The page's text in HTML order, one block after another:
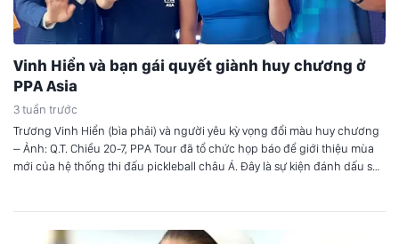
Vinh Hiển và bạn gái quyết giành huy chương ở
PPA Asia
3 tuần trước
Trương Vinh Hiển (bìa phải) và người yêu kỳ vọng đổi màu huy chương
– Ảnh: Q.T. Chiều 20-7, PPA Tour đã tổ chức họp báo để giới thiệu mùa
mới của hệ thống thi đấu pickleball châu Á. Đây là sự kiện đánh dấu sự